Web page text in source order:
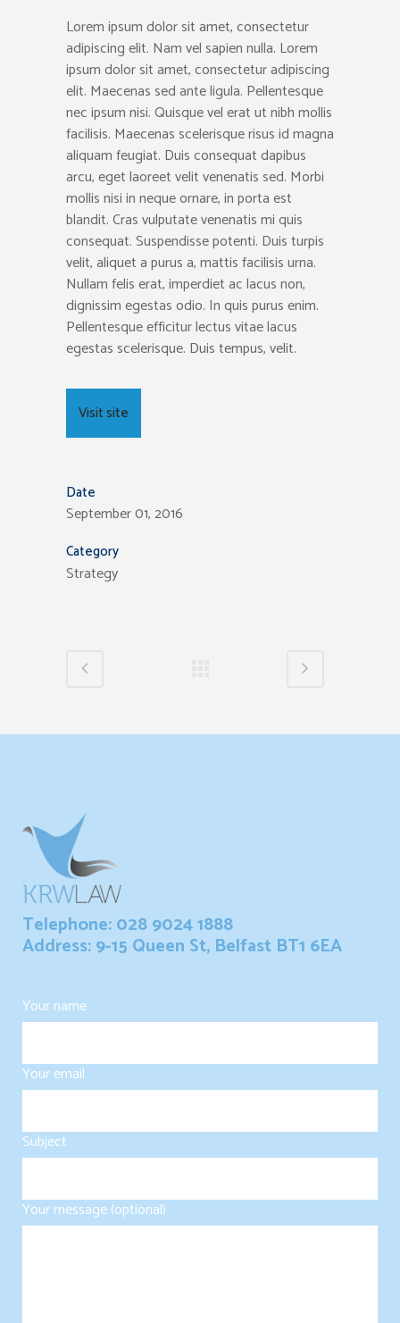
Lorem ipsum dolor sit amet, consectetur
adipiscing elit. Nam vel sapien nulla. Lorem
ipsum dolor sit amet, consectetur adipiscing
elit. Maecenas sed ante ligula. Pellentesque
nec ipsum nisi. Quisque vel erat ut nibh mollis
facilisis. Maecenas scelerisque risus id magna
aliquam feugiat. Duis consequat dapibus
arcu, eget laoreet velit venenatis sed. Morbi
mollis nisi in neque ornare, in porta est
blandit. Cras vulputate venenatis mi quis
consequat. Suspendisse potenti. Duis turpis
velit, aliquet a purus a, mattis facilisis urna.
Nullam felis erat, imperdiet ac lacus non,
dignissim egestas odio. In quis purus enim.
Pellentesque efficitur lectus vitae lacus
egestas scelerisque. Duis tempus, velit.
Visit site
Date
September 01, 2016
Category
Strategy
Telephone: 028 9024 1888
Address: 9-15 Queen St, Belfast BT1 6EA
Your name
Your email
Subject
Your message (optional)